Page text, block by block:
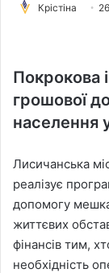
Крістіна
Покрокова
грошової
населення
Лисичанська
реалізує
допомогу
життєвих
фінансів тим,
необхідність